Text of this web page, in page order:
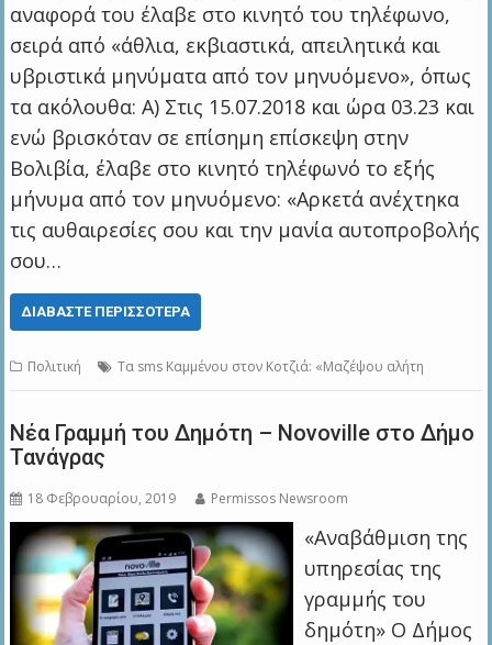
αναφορά του έλαβε στο κινητό του τηλέφωνο,
σειρά από «άθλια, εκβιαστικά, απειλητικά και
υβριστικά μηνύματα από τον μηνυόμενο», όπως
τα ακόλουθα: Α) Στις 15.07.2018 και ώρα 03.23 και
ενώ βρισκόταν σε επίσημη επίσκεψη στην
Βολιβία, έλαβε στο κινητό τηλέφωνό το εξής
μήνυμα από τον μηνυόμενο: «Αρκετά ανέχτηκα
τις αυθαιρεσίες σου και την μανία αυτοπροβολής
σου…
ΔΙΑΒΆΣΤΕ ΠΕΡΙΣΣΌΤΕΡΑ
Πολιτική Τα sms Καμμένου στον Κοτζιά: «Μαζέψου αλήτη
Νέα Γραμμή του Δημότη – Novoville στο Δήμο
Τανάγρας
18 Φεβρουαρίου, 2019 Permissos Newsroom
«Αναβάθμιση της
υπηρεσίας της
γραμμής του
δημότη» Ο Δήμος